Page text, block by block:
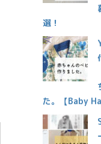
選！
た。【Baby